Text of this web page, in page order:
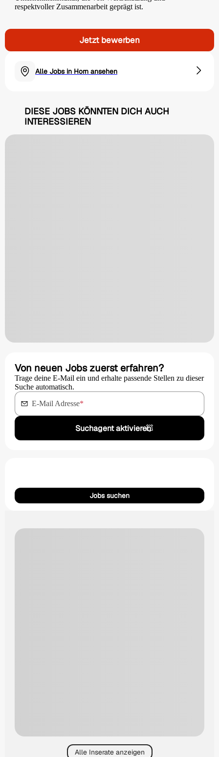
respektvoller Zusammenarbeit geprägt ist.
Jetzt bewerben
Alle Jobs in Horn ansehen
DIESE JOBS KÖNNTEN DICH AUCH
INTERESSIEREN
Von neuen Jobs zuerst erfahren?
Trage deine E-Mail ein und erhalte passende Stellen zu dieser
Suche automatisch.
E-Mail Adresse*
Suchagent aktivieren
Jobs suchen
Alle Inserate anzeigen